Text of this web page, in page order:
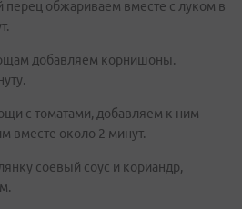
перец обжариваем вместе с луком в
добавляем корнишоны.
с томатами, добавляем к ним
вместе около 2 минут.
соевый соус и кориандр,